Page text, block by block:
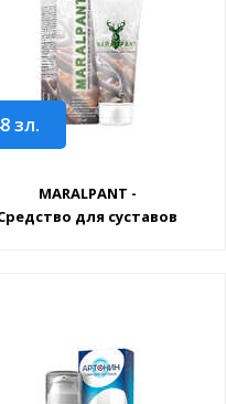
зл.
MARALPANT -
для суставов